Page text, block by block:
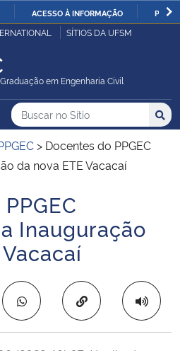
IR
ACESSO À INFORMAÇÃO
e Abastecimento
SÍTIOS DA UFSM
em Engenharia Civil
do Sítio
Busca
Buscar no no Sítio
Busca:
> Docentes do PPGEC
da nova ETE Vacacaí
Inauguração
Copiar para área